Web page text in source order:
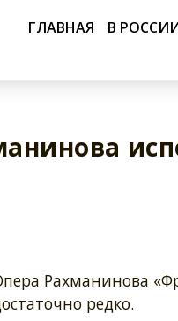
ГЛАВНАЯ В
Рахманинова
редко.